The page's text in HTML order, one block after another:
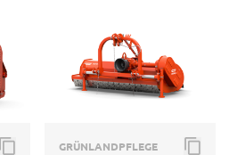
GRÜNLANDPFLEGE